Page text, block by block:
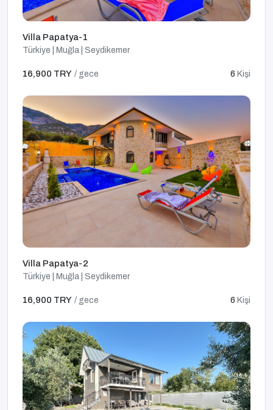
Villa Papatya-1
Türkiye | Muğla | Seydikemer
16,900 TRY / gece 6 Kişi
Villa Papatya-2
Türkiye | Muğla | Seydikemer
16,900 TRY / gece 6 Kişi